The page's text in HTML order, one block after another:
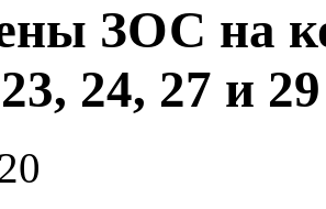
ЗОС на
23, 24, 27 и